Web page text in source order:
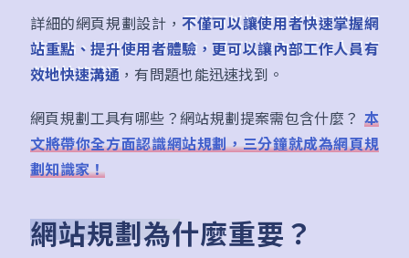
詳細的網頁規劃設計，不僅可以讓使用者快速掌握網
站重點、提升使用者體驗，更可以讓內部工作人員有
效地快速溝通，有問題也能迅速找到。
網頁規劃工具有哪些？網站規劃提案需包含什麼？ 本
文將帶你全方面認識網站規劃，三分鐘就成為網頁規
劃知識家！
網站規劃為什麼重要？